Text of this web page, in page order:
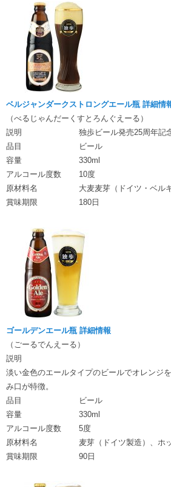
ベルジャンダークストロングエール瓶 詳細情
（べるじゃんだーくすとろんぐえーる）
説明
独歩ビール発売25周年記
品目
ビール
容量
330ml
アルコール度数
10度
原材料名
大麦麦芽（ドイツ・ベル
賞味期限
180日
ゴールデンエール瓶 詳細情報
（ごーるでんえーる）
説明
淡い金色のエールタイプのビールでオレンジ
み口が特徴。
品目
ビール
容量
330ml
アルコール度数
5度
原材料名
麦芽（ドイツ製造）、ホ
賞味期限
90日